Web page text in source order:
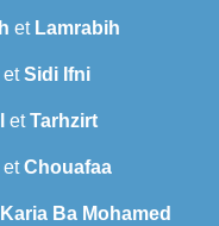
et Lamrabih
etSidi Ifni
etTarhzirt
etChouafaa
Karia Ba Mohamed